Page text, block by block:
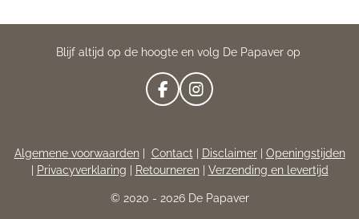
Blijf altijd op de hoogte en volg De Papaver op
F
A
B
O
K
I
N
A
G
A
Algemene voorwaarden| Contact| Disclaimer| Openingstijden
Privacyverklaring Retourneren| Verzending en levertijd
© 2020 - 2026 De Papaver